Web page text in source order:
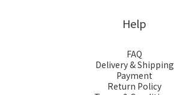
Help
FAQ
Delivery & Shipping
Payment
Return Policy